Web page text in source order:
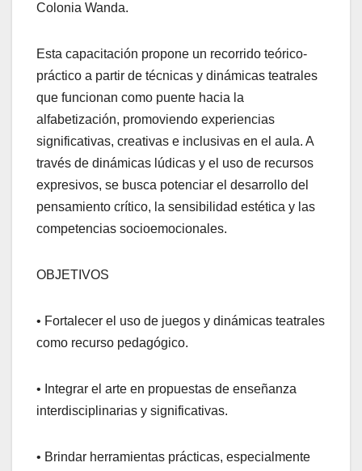
Colonia Wanda.
Esta capacitación propone un recorrido teórico-
práctico a partir de técnicas y dinámicas teatrales
que funcionan como puente hacia la
alfabetización, promoviendo experiencias
significativas, creativas e inclusivas en el aula. A
través de dinámicas lúdicas y el uso de recursos
expresivos, se busca potenciar el desarrollo del
pensamiento crítico, la sensibilidad estética y las
competencias socioemocionales.
OBJETIVOS
• Fortalecer el uso de juegos y dinámicas teatrales
como recurso pedagógico.
• Integrar el arte en propuestas de enseñanza
interdisciplinarias y significativas.
• Brindar herramientas prácticas, especialmente